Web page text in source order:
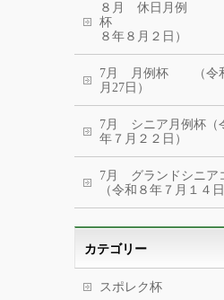
８月 休日月例
杯 （
８年８月２日）
7月 月例杯 （令
月27日）
7月 シニア月例杯（
年７月２２日）
7月 グランドシニア
（令和８年７月１４日
カテゴリー
スポレク杯